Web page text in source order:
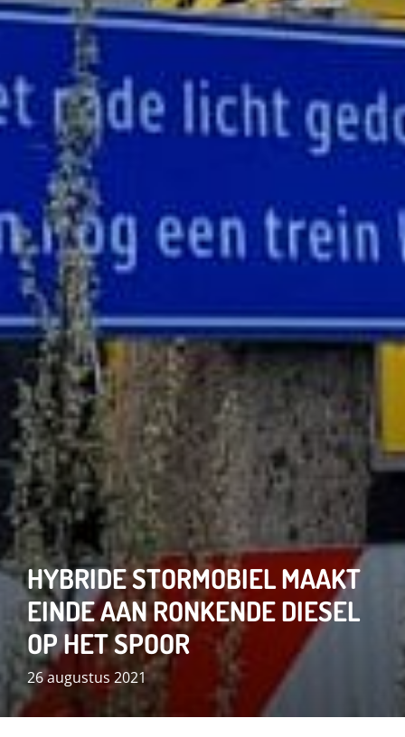
HYBRIDE STORMOBIEL MAAKT
EINDE AAN RONKENDE DIESEL
OP HET SPOOR
26 augustus 2021